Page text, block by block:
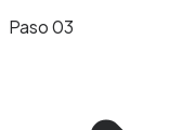
Paso 03